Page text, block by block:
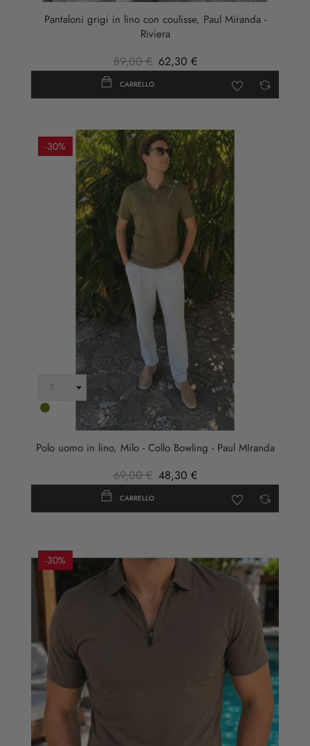
Pantaloni grigi in lino con coulisse, Paul Miranda -
Riviera
89,00 € 62,30 €
CARRELLO
-30%
verde
Polo uomo in lino, Milo - Collo Bowling - Paul MIranda
69,00 € 48,30 €
CARRELLO
-30%